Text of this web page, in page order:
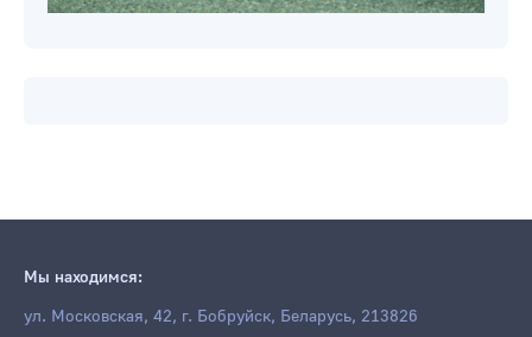
Мы находимся:
ул. Московская, 42, г. Бобруйск, Беларусь, 213826